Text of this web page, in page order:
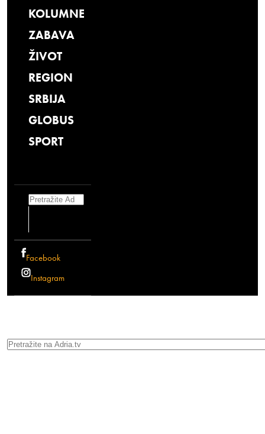
KOLUMNE
ZABAVA
ŽIVOT
REGION
SRBIJA
GLOBUS
SPORT
Search
Facebook
Instagram
Search